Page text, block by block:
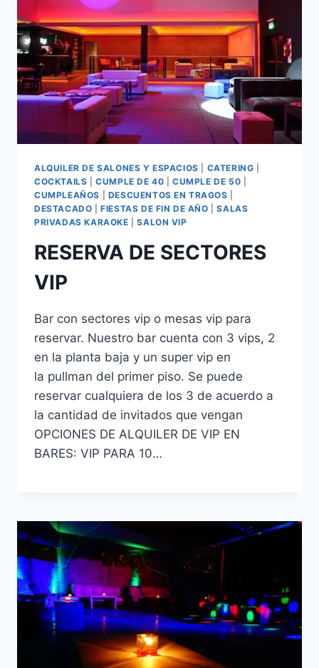
ALQUILER DE SALONES Y ESPACIOS CATERING
COCKTAILS |CUMPLE DE 40 |CUMPLE DE 50
CUMPLEAÑOS
DESCUENTOS EN TRAGOS
DESTACADO |FIESTAS DE FIN DE AÑO |SALAS
PRIVADAS KARAOKE |SALON VIP
RESERVA DE SECTORES
VIP
Bar con sectores vip o mesas vip para
reservar. Nuestro bar cuenta con 3 vips, 2
en la planta baja y un super vip en
la pullman del primer piso. Se puede
reservar cualquiera de los 3 de acuerdo a
la cantidad de invitados que vengan
OPCIONES DE ALQUILER DE VIP EN
BARES: VIP PARA 10…